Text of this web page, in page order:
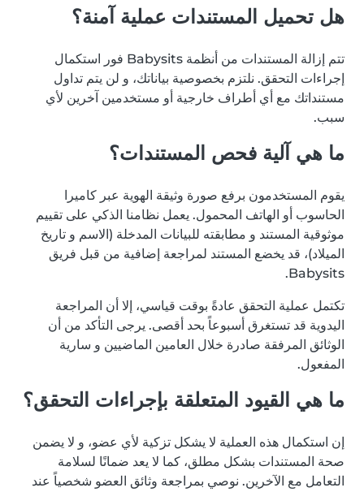
هل تحميل المستندات عملية آمنة؟
تتم إزالة المستندات من أنظمة Babysits فور استكمال
إجراءات التحقق. نلتزم بخصوصية بياناتك، و لن يتم تداول
مستنداتك مع أي أطراف خارجية أو مستخدمين آخرين لأي
سبب.
ما هي آلية فحص المستندات؟
يقوم المستخدمون برفع صورة وثيقة الهوية عبر كاميرا
الحاسوب أو الهاتف المحمول. يعمل نظامنا الذكي على تقييم
موثوقية المستند و مطابقته للبيانات المدخلة (الاسم و تاريخ
الميلاد)، قد يخضع المستند لمراجعة إضافية من قبل فريق
Babysits.
تكتمل عملية التحقق عادةً بوقت قياسي، إلا أن المراجعة
اليدوية قد تستغرق أسبوعاً بحد أقصى. يرجى التأكد من أن
الوثائق المرفقة صادرة خلال العامين الماضيين و سارية
المفعول.
ما هي القيود المتعلقة بإجراءات التحقق؟
إن استكمال هذه العملية لا يشكل تزكية لأي عضو، و لا يضمن
صحة المستندات بشكل مطلق، كما لا يعد ضمانًا لسلامة
التعامل مع الآخرين. نوصي بمراجعة وثائق العضو شخصياً عند